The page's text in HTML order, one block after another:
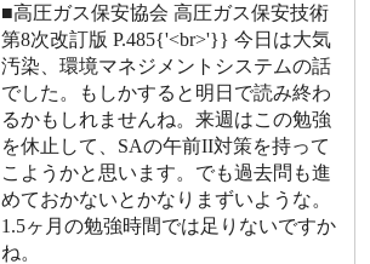
■高圧ガス保安協会 高圧ガス保安技術
第8次改訂版 P.485{'<br>'}} 今日は大気
汚染、環境マネジメントシステムの話
でした。もしかすると明日で読み終わ
るかもしれませんね。来週はこの勉強
を休止して、SAの午前II対策を持って
こようかと思います。でも過去問も進
めておかないとかなりまずいような。
1.5ヶ月の勉強時間では足りないですか
ね。